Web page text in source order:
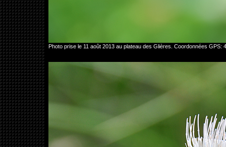
Photo prise le 11 août 2013 au plateau des Glières. Coordonnées GPS: